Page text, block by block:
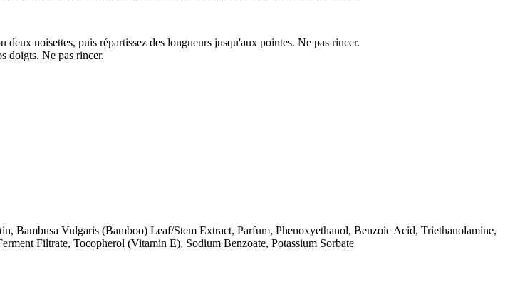
noisettes, puis répartissez des longueurs jusqu'aux pointes. Ne pas rincer.
doigts. Ne pas rincer.
Vulgaris (Bamboo) Leaf/Stem Extract, Parfum, Phenoxyethanol, Benzoic Acid, Triethanolamine,
Filtrate, Tocopherol (Vitamin E), Sodium Benzoate, Potassium Sorbate